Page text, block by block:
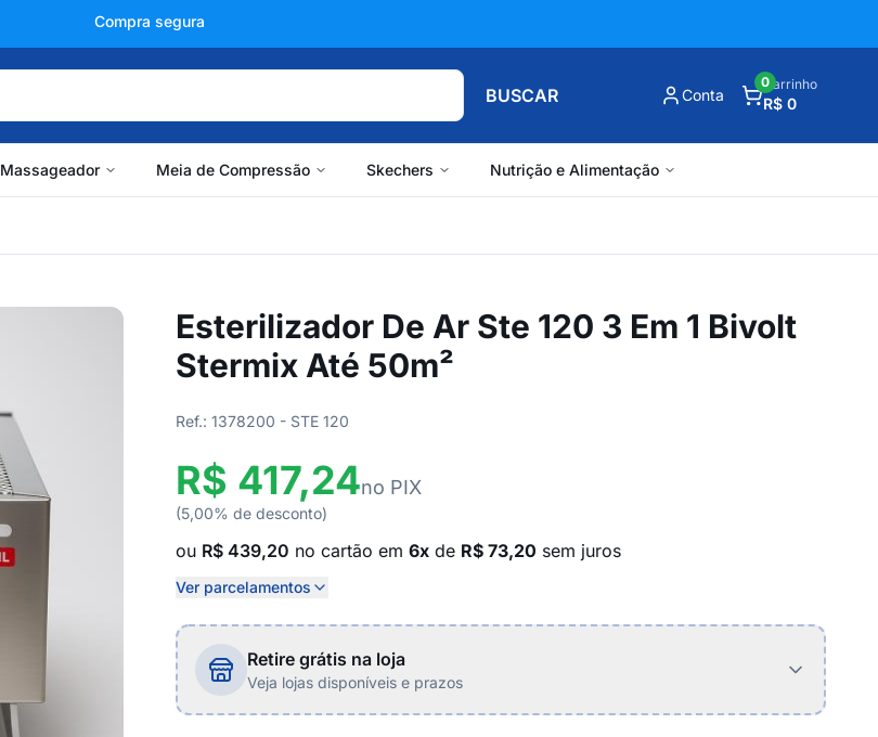
+150 mil avaliações
BUSCAR Conta
Carrinho
R$ 0
0
Massageador Meia de Compressão Skechers Nutrição e Alimentação
Esterilizador De Ar Ste 120 3 Em 1 Bivolt
Stermix Até 50m²
Ref.: 1378200 - STE 120
R$ 417,24no PIX
(5,00% de desconto)
ou R$ 439,20 no cartão em 6x de R$ 73,20 sem juros
Ver parcelamentos
Retire grátis na loja
Veja lojas disponíveis e prazos